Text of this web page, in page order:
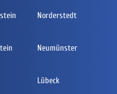
Norderstedt
Neumünster
Lübeck